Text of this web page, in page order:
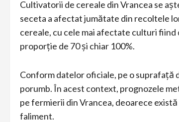
Cultivatorii de cereale din Vrancea se
seceta a afectat jumătate din recoltele
cereale, cu cele mai afectate culturi fiind
proporție de 70 și chiar 100%.
Conform datelor oficiale, pe o suprafață
porumb. În acest context, prognozele
pe fermierii din Vrancea, deoarece
faliment.